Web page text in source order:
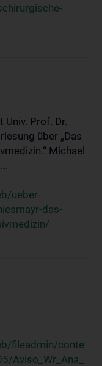
Univ. Prof. Dr.
über „Das
Michael
ueber-
das-
fileadmin/conte